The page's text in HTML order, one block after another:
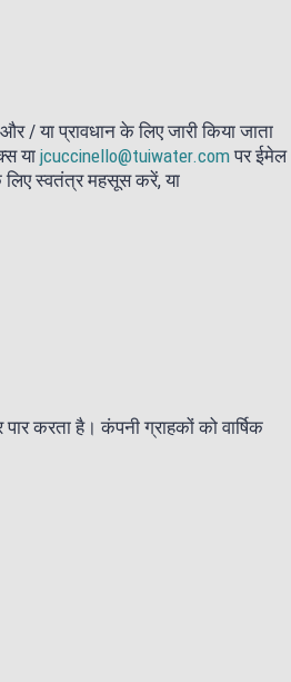
/ या प्रावधान के लिए जारी किया जाता
या jcuccinello@tuiwater.comपर ईमेल
स्वतंत्र महसूस करें, या
करता है। कंपनी ग्राहकों को वार्षिक